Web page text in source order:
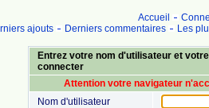
Accueil
ajouts Derniers commentaires Les
Entrez votre nom d'utilisateur et
connecter
Attention votre navigateur
Nom d'utilisateur